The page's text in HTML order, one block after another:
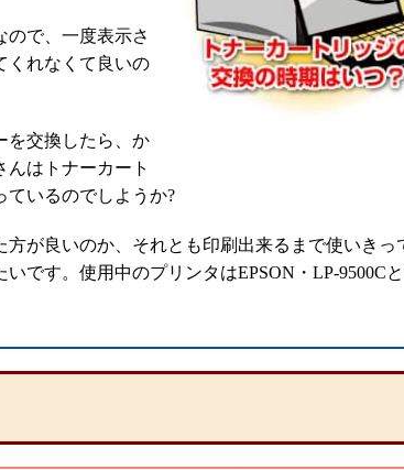
で、一度表示さ
くれなくて良いの
を交換したら、か
はトナーカート
ているのでしようか?
が良いのか、それとも印刷出来るまで使いきっ
です。使用中のプリンタはEPSON・LP-9500C